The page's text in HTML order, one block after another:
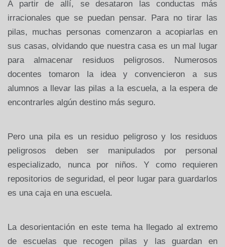
A partir de allí, se desataron las conductas más
irracionales que se puedan pensar. Para no tirar las
pilas, muchas personas comenzaron a acopiarlas en
sus casas, olvidando que nuestra casa es un mal lugar
para almacenar residuos peligrosos. Numerosos
docentes tomaron la idea y convencieron a sus
alumnos a llevar las pilas a la escuela, a la espera de
encontrarles algún destino más seguro.
Pero una pila es un residuo peligroso y los residuos
peligrosos deben ser manipulados por personal
especializado, nunca por niños. Y como requieren
repositorios de seguridad, el peor lugar para guardarlos
es una caja en una escuela.
La desorientación en este tema ha llegado al extremo
de escuelas que recogen pilas y las guardan en